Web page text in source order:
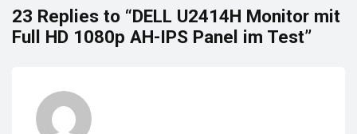
23 Replies to “DELL U2414H Monitor mit
Full HD 1080p AH-IPS Panel im Test”